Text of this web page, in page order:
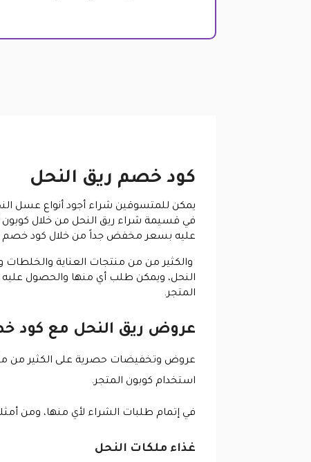
كود خصم ريق النحل
يمكن للمتسوقين شراء أجود أنواع عسل
في قسيمة شراء ريق النحل من خلال كوبون
عليه بسعر مخفض جداً من خلال كود خصم ريق
والكثير من من منتجات العناية والخلطات
النحل، ويمكن طلب أي منها والحصول
المتجر.
عروض ريق النحل مع كود
عروض وتخفيضات حصرية على الكثير من
استخدام كوبون المتجر.
في إتمام طلبات الشراء لأي منها، ومن
غذاء ملكات النحل